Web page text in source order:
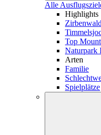
Alle
Highlights
Zirbenwald
Top
Naturpark
Arten
Familie
Spielplätze